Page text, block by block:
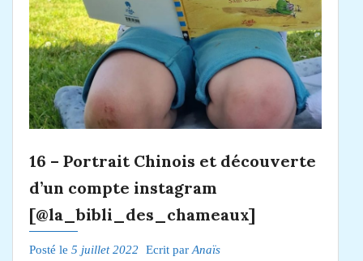
16 – Portrait Chinois et découverte
d’un compte instagram
[@la_bibli_des_chameaux]
Posté le 5 juillet 2022 Ecrit par Anaïs